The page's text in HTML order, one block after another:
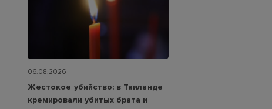
06.08.2026
Жестокое убийство: в Таиланде
кремировали убитых брата и